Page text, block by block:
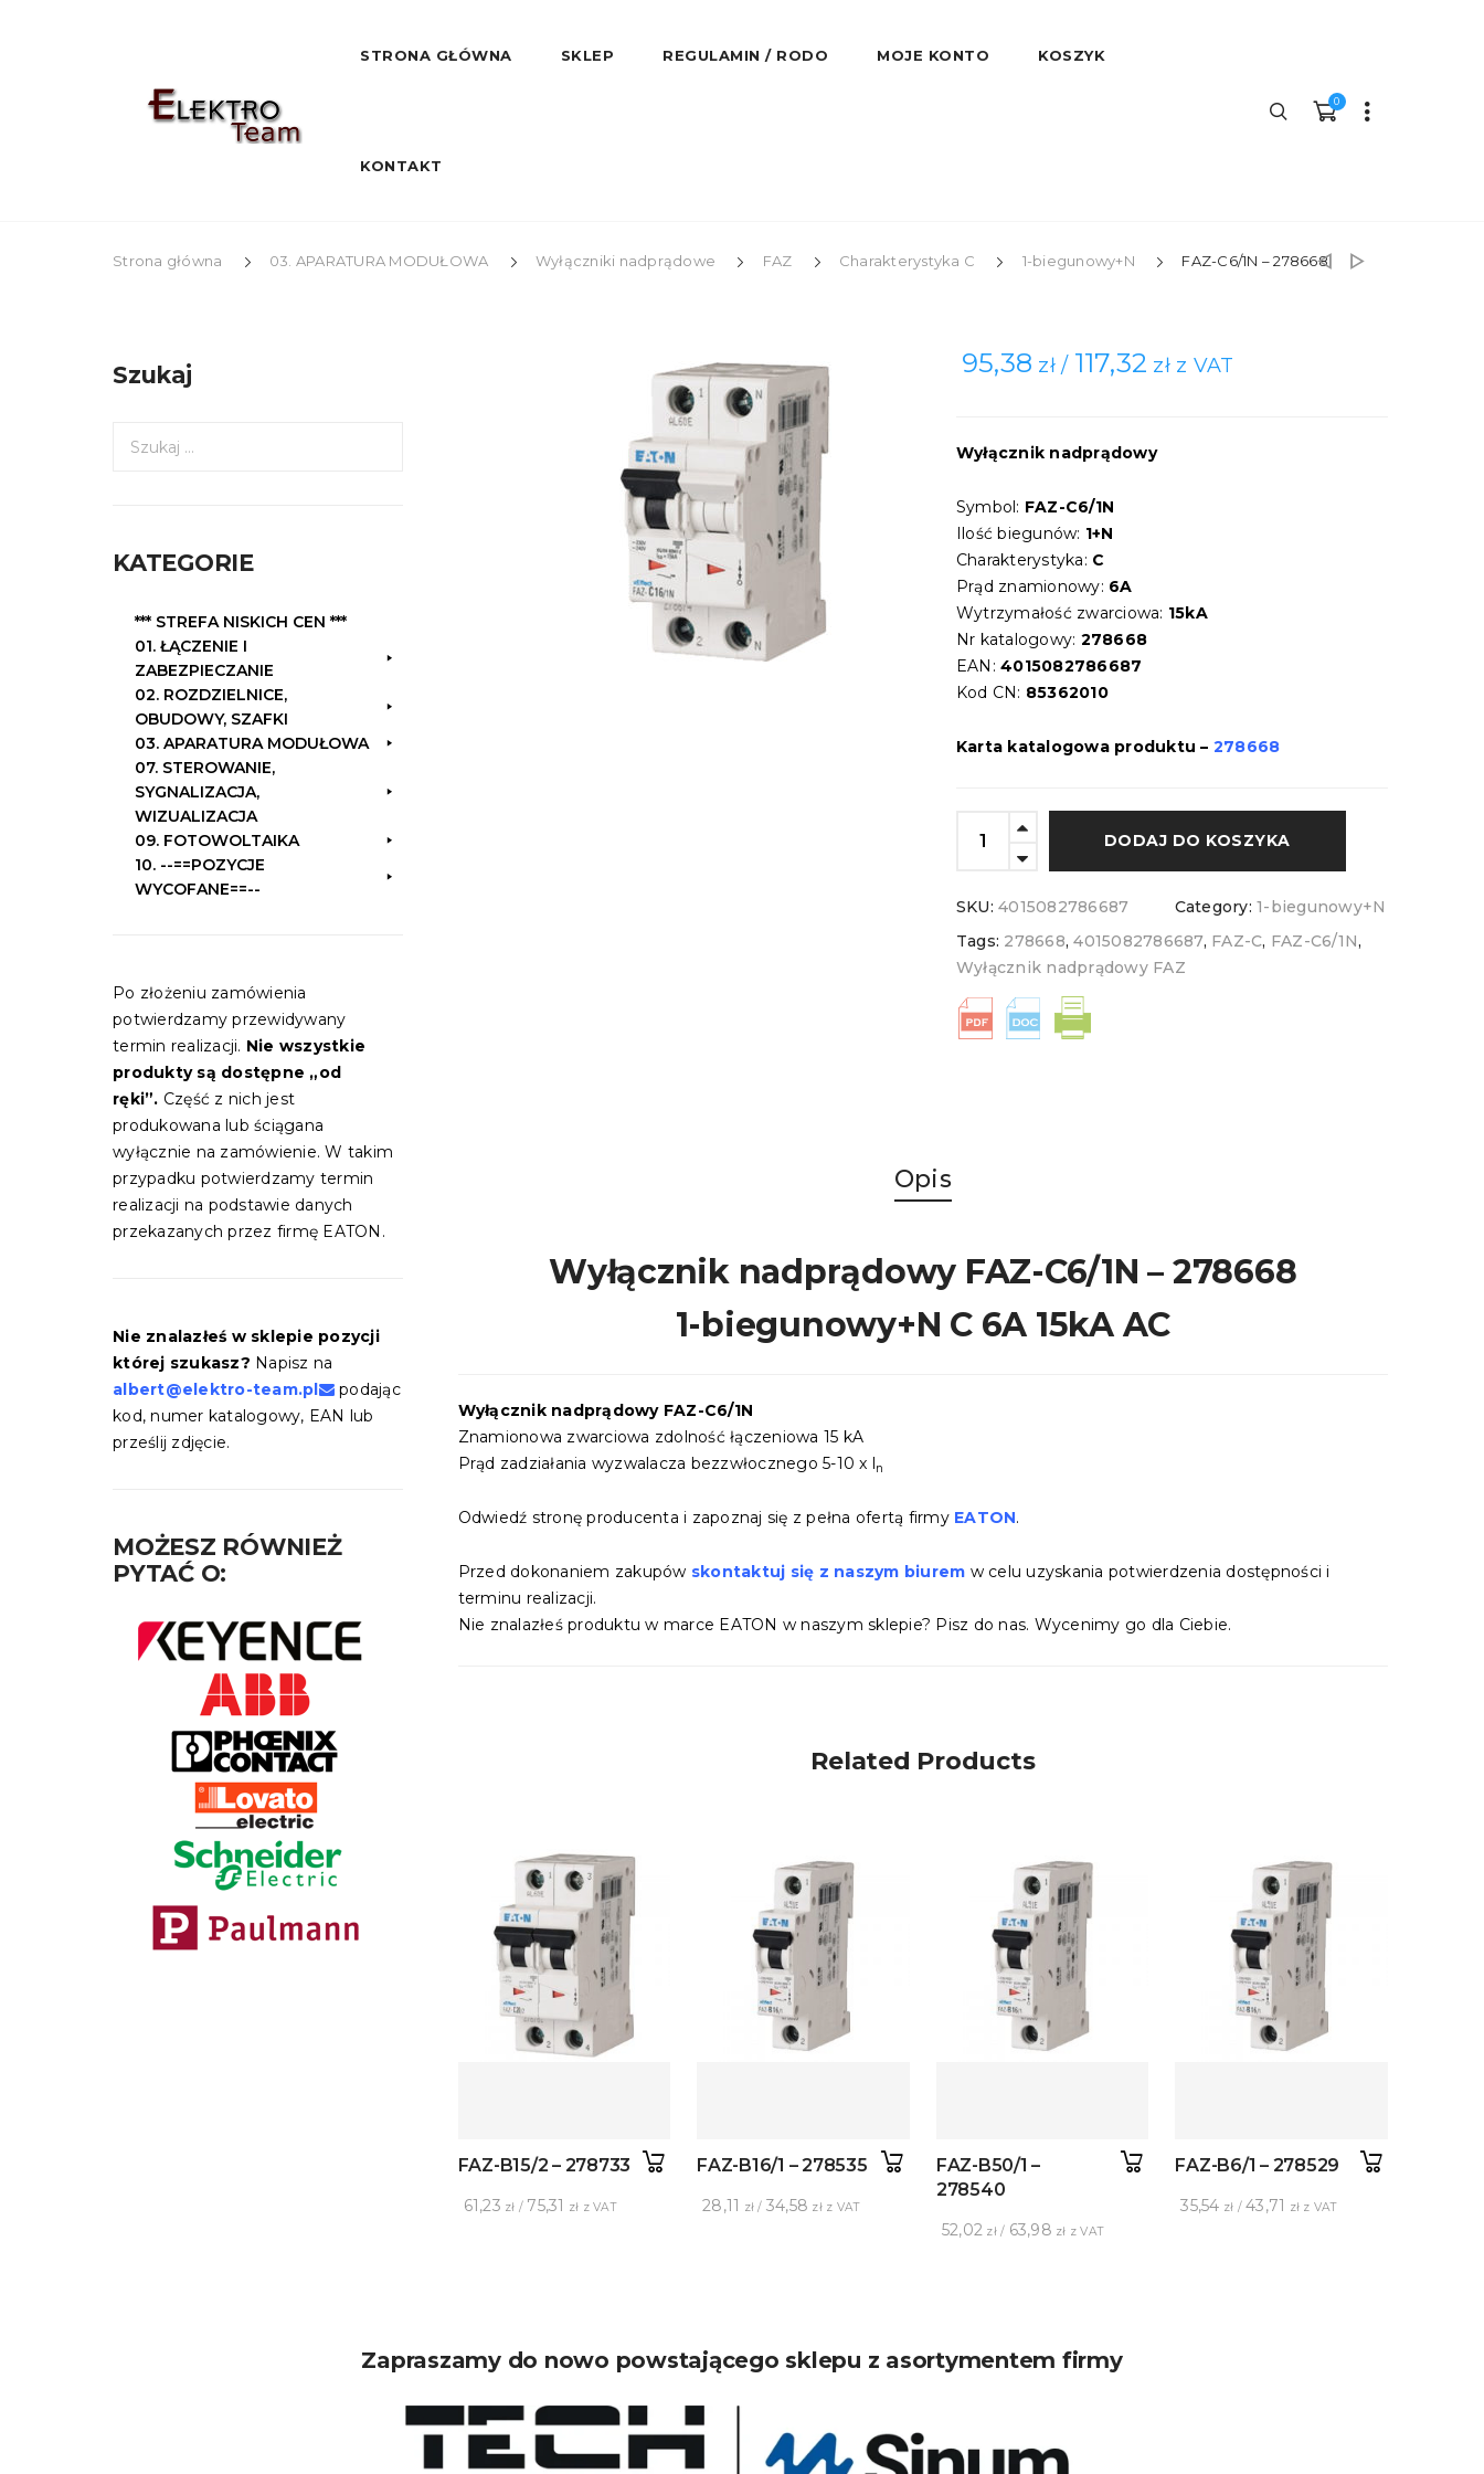
STRONA GŁÓWNA SKLEP REGULAMIN / RODO MOJE KONTO KOSZYK
KONTAKT
0
Strona główna 03. APARATURA MODUŁOWA Wyłączniki nadprądowe FAZ Charakterystyka C 1-biegunowy+N FAZ-C6/1N – 278668
Szukaj
jKATEGORIE
*** STREFA NISKICH CEN ***
01. ŁĄCZENIE I
ZABEZPIECZANIE
02. ROZDZIELNICE,
OBUDOWY, SZAFKI
03. APARATURA MODUŁOWA
07. STEROWANIE,
SYGNALIZACJA,
WIZUALIZACJA
09. FOTOWOLTAIKA
10. --==POZYCJE
WYCOFANE==--
Po złożeniu zamówienia
potwierdzamy przewidywany
termin realizacji. Nie wszystkie
produkty są dostępne „od
ręki”. Część z nich jest
produkowana lub ściągana
wyłącznie na zamówienie. W takim
przypadku potwierdzamy termin
realizacji na podstawie danych
przekazanych przez firmę EATON.
Nie znalazłeś w sklepie pozycji
której szukasz? Napisz na
albert@elektro-team.pl
podając
kod, numer katalogowy, EAN lub
prześlij zdjęcie.
MOŻESZ RÓWNIEŻ
PYTAĆ O:
95,38 zł / 117,32 zł z VAT
Wyłącznik nadprądowy
Symbol: FAZ-C6/1N
Ilość biegunów: 1+N
Charakterystyka: C
Prąd znamionowy: 6A
Wytrzymałość zwarciowa: 15kA
Nr katalogowy: 278668
EAN: 4015082786687
Kod CN: 85362010
Karta katalogowa produktu – 278668
DODAJ DO KOSZYKA
SKU: 4015082786687 Category: 1-biegunowy+N
Tags: 278668,4015082786687, FAZ-C, FAZ-C6/1N,
Wyłącznik nadprądowy FAZ
Opis
Wyłącznik nadprądowy FAZ-C6/1N – 278668
1-biegunowy+N C 6A 15kA AC
Wyłącznik nadprądowy FAZ-C6/1N
Znamionowa zwarciowa zdolność łączeniowa 15 kA
Prąd zadziałania wyzwalacza bezzwłocznego 5-10 x ln
Odwiedź stronę producenta i zapoznaj się z pełna ofertą firmy EATON.
Przed dokonaniem zakupów skontaktuj się z naszym biurem w celu uzyskania potwierdzenia dostępności i
terminu realizacji.
Nie znalazłeś produktu w marce EATON w naszym sklepie? Pisz do nas. Wycenimy go dla Ciebie.
Related Products
FAZ-B15/2 – 278733
61,23 zł / 75,31 zł z VAT
FAZ-B16/1 – 278535
28,11 zł / 34,58 zł z VAT
FAZ-B50/1 –
278540
52,02 zł / 63,98 zł z VAT
FAZ-B6/1 – 278529
35,54 zł /43,71 zł z VAT
Zapraszamy do nowo powstającego sklepu z asortymentem firmy